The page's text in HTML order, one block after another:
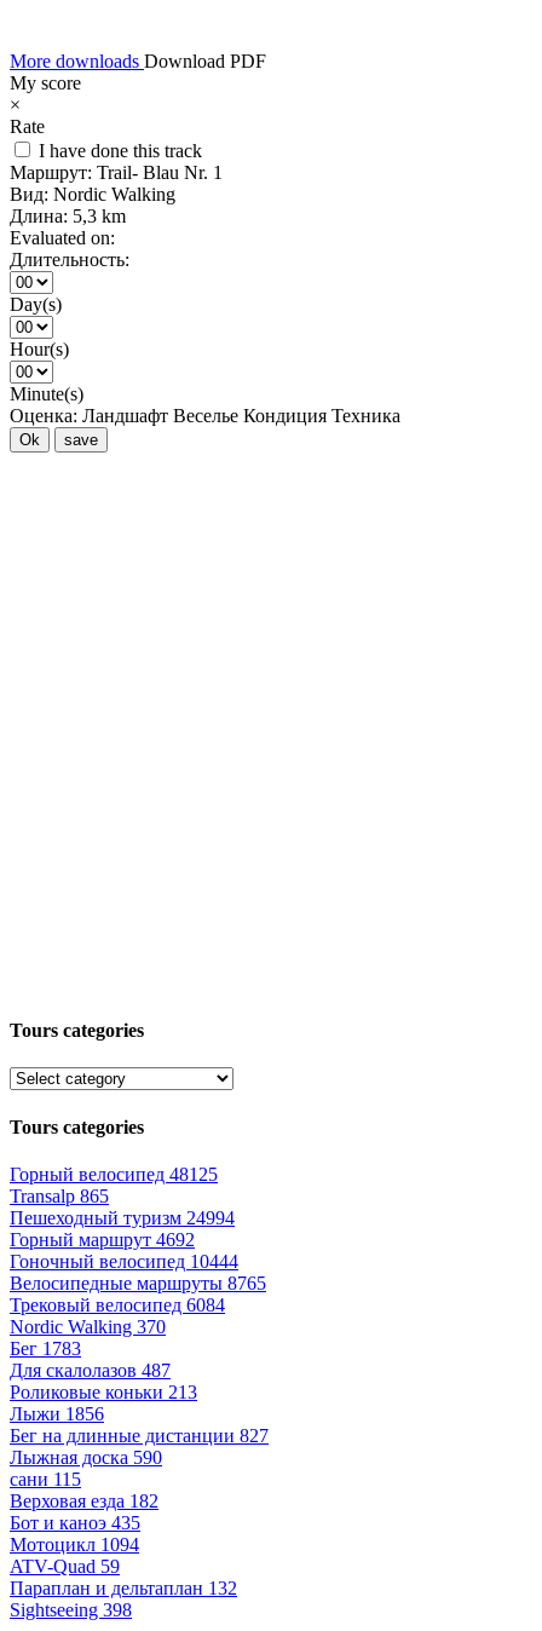
More downloads Download PDF
My score
×
Rate
I have done this track
Маршрут: Trail- Blau Nr. 1
Вид: Nordic Walking
Длина: 5,3 km
Evaluated on:
Длительность:
Day(s)
Hour(s)
Minute(s)
Оценка: Ландшафт Веселье Кондиция Техника
Ok save
Tours categories
Tours categories
Горный велосипед 48125
Transalp 865
Пешеходный туризм 24994
Горный маршрут 4692
Гоночный велосипед 10444
Велосипедные маршруты 8765
Трековый велосипед 6084
Nordic Walking 370
Бег 1783
Для скалолазов 487
Роликовые коньки 213
Лыжи 1856
Бег на длинные дистанции 827
Лыжная доска 590
сани 115
Верховая езда 182
Бот и каноэ 435
Мотоцикл 1094
ATV-Quad 59
Параплан и дельтаплан 132
Sightseeing 398